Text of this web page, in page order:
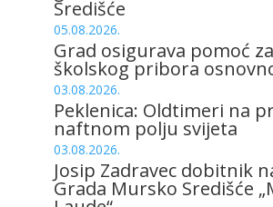
Središće
05.08.2026.
Grad osigurava pomoć
školskog pribora
03.08.2026.
Peklenica: Oldtimeri na
naftnom polju svijeta
03.08.2026.
Josip Zadravec dobitnik
Grada Mursko Središće